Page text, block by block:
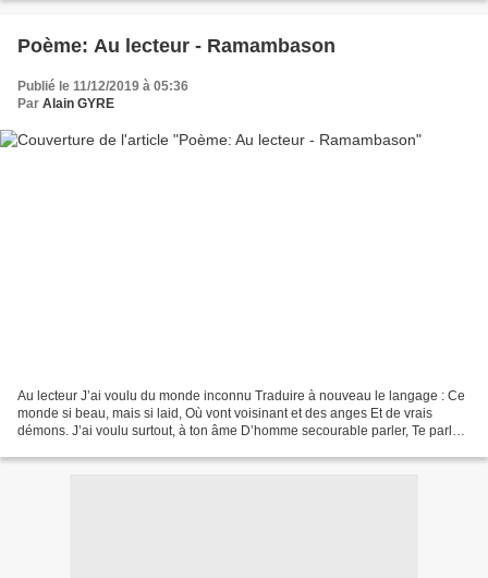
Poème: Au lecteur - Ramambason
Publié le 11/12/2019 à 05:36
Par Alain GYRE
Au lecteur J’ai voulu du monde inconnu Traduire à nouveau le langage : Ce
monde si beau, mais si laid, Où vont voisinant et des anges Et de vrais
démons. J’ai voulu surtout, à ton âme D’homme secourable parler, Te parler